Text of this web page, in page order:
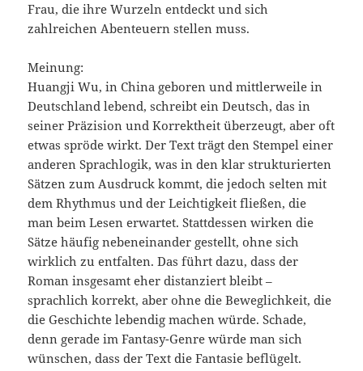
Frau, die ihre Wurzeln entdeckt und sich
zahlreichen Abenteuern stellen muss.
Meinung:
Huangji Wu, in China geboren und mittlerweile in
Deutschland lebend, schreibt ein Deutsch, das in
seiner Präzision und Korrektheit überzeugt, aber oft
etwas spröde wirkt. Der Text trägt den Stempel einer
anderen Sprachlogik, was in den klar strukturierten
Sätzen zum Ausdruck kommt, die jedoch selten mit
dem Rhythmus und der Leichtigkeit fließen, die
man beim Lesen erwartet. Stattdessen wirken die
Sätze häufig nebeneinander gestellt, ohne sich
wirklich zu entfalten. Das führt dazu, dass der
Roman insgesamt eher distanziert bleibt –
sprachlich korrekt, aber ohne die Beweglichkeit, die
die Geschichte lebendig machen würde. Schade,
denn gerade im Fantasy-Genre würde man sich
wünschen, dass der Text die Fantasie beflügelt.